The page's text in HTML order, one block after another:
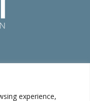
experience,